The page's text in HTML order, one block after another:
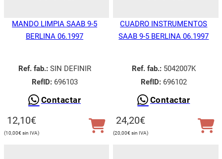
MANDO LIMPIA SAAB 9-5
BERLINA 06.1997
Ref. fab.:SIN DEFINIR
RefID:696103
Contactar
12,10€
10,00€
CUADRO INSTRUMENTOS
SAAB 9-5 BERLINA 06.1997
Ref. fab.:5042007K
RefID:696102
Contactar
24,20€
20,00€